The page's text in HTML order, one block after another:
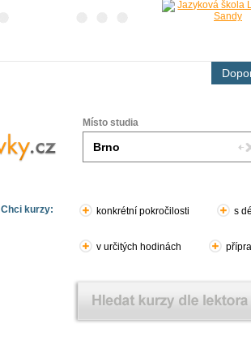
Místo studia
Chci kurzy: konkrétní pokročilosti s
v určitých hodinách